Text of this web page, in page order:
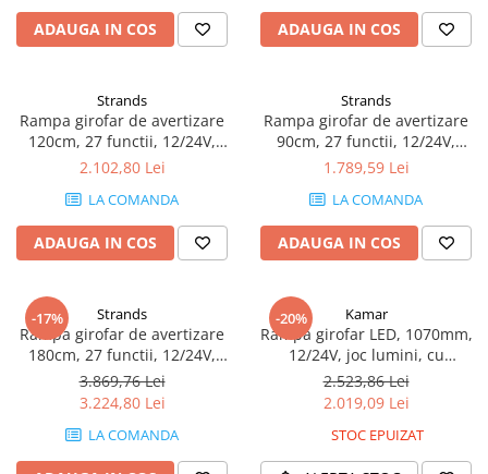
Volvo Aero
Volvo FH 2 Euro 4
Volvo FH 4 Euro 6
Volvo Model FM
Lumini, Becuri, Proiectoare
Accesorii iluminare LED camioane
Bare LED (LED Bar) off-road, auto
si camion
Becuri Halogen Auto
Becuri Led Auto
Becuri Xenon Auto
Seturi de Becuri Auto
Faruri Camioane, Utilaje &
ADAUGA IN COS ADAUGA IN COS
Strands
Rampa girofar de avertizare
120cm, 27 functii, 12/24V,
Aluminiu
2.102,80 Lei
LA COMANDA
ADAUGA IN COS
Strands
Rampa girofar de avertizare
90cm, 27 functii, 12/24V,
Aluminiu
1.789,59 Lei
LA COMANDA
ADAUGA IN COS
-17% Strands
Rampa girofar de avertizare
180cm, 27 functii, 12/24V,
Aluminiu
3.869,76 Lei
3.224,80 Lei
LA COMANDA
-20% Kamar
Rampa girofar LED, 1070mm,
12/24V, joc lumini, cu
telecomanda
2.523,86 Lei
2.019,09 Lei
STOC EPUIZAT